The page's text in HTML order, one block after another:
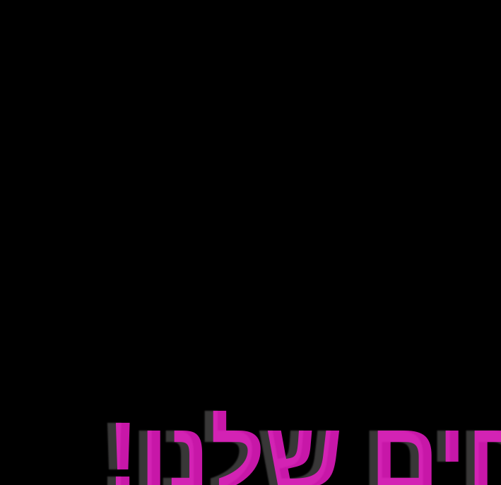
שלנו!